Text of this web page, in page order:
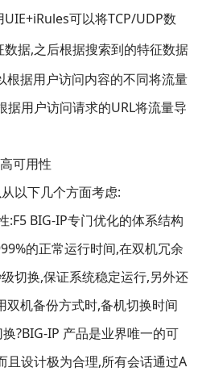
可以将TCP/UDP数
数据,之后根据搜索到的特征数据
根据用户访问内容的不同将流量
据用户访问请求的URL将流量导
可用性
以下几个方面考虑:
BIG-IP专门优化的体系结构
的正常运行时间,在双机冗余
切换,保证系统稳定运行,另外还
双机备份方式时,备机切换时间
?BIG-IP 产品是业界唯一的可
且设计极为合理,所有会话通过A